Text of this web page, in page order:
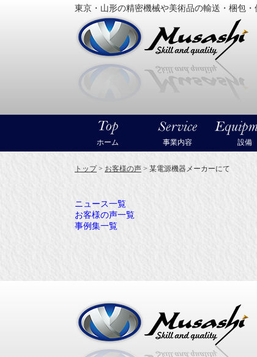
東京・山形の精密機械や美術品の輸送・梱包
ホーム 事業内容 設備
トップ> お客様の声 > 某電源機器メーカーにて
ニュース一覧
お客様の声一覧
事例集一覧